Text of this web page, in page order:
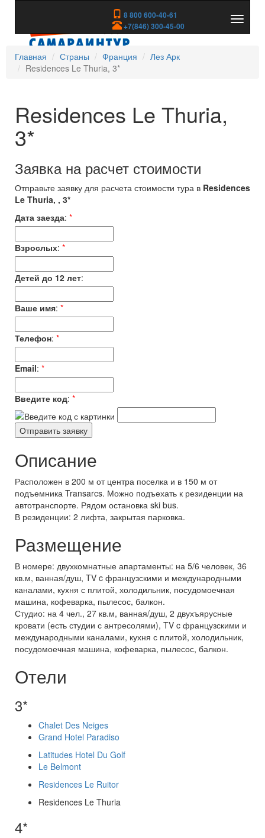
8 800 600-40-61
+7(846) 300-45-00
скрыть
Главная
Страны Франция
Лез Арк
Residences Le Thuria, 3*
Residences Le Thuria,
3*
Заявка на расчет стоимости
Отправьте заявку для расчета стоимости тура в Residences
Le Thuria, , 3*
Дата заезда: *
Взрослых: *
Детей до 12 лет:
Ваше имя: *
Телефон: *
Email: *
Введите код: *
Описание
Расположен в 200 м от центра поселка и в 150 м от
подъемника Transarcs. Можно подъехать к резиденции на
автотранспорте. Рядом остановка ski bus.
В резиденции: 2 лифта, закрытая парковка.
Размещение
В номере: двухкомнатные апартаменты: на 5/6 человек, 36
кв.м, ванная/душ, TV c французскими и международными
каналами, кухня с плитой, холодильник, посудомоечная
машина, кофеварка, пылесос, балкон.
Студио: на 4 чел., 27 кв.м, ванная/душ, 2 двухъярусные
кровати (есть студии с антресолями), TV c французскими и
международными каналами, кухня с плитой, холодильник,
посудомоечная машина, кофеварка, пылесос, балкон.
Отели
3*
Chalet Des Neiges
Grand Hotel Paradiso
Latitudes Hotel Du Golf
Le Belmont
Residences Le Ruitor
Residences Le Thuria
4*